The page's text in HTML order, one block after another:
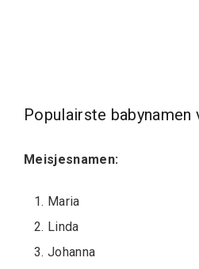
Populairste babynamen
Meisjesnamen:
Maria
Linda
Johanna